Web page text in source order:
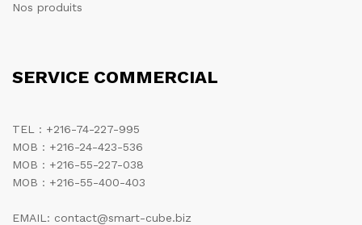
Nos produits
SERVICE COMMERCIAL
TEL : +216-74-227-995
MOB : +216-24-423-536
MOB : +216-55-227-038
MOB : +216-55-400-403
EMAIL: contact@smart-cube.biz